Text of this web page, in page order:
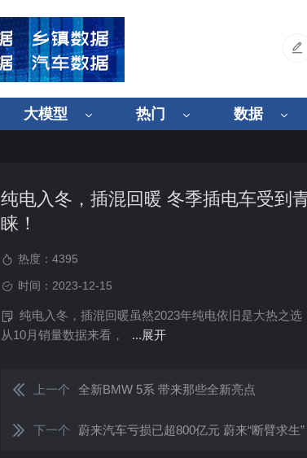
大模型 热门 数据
纯电入冬，插混回暖 冬季插电车受到
睐！
热度： 4395
时间：2023-12-15
纯电入冬，插混回暖虽然2023年纯电依旧是大热之选
从10月销量数据来看，
...展开
上一个 全新BMW 5系 带来那些全新亮点
下一个 蔚来汽车亏损已超800亿元 蔚来“断臂求生”